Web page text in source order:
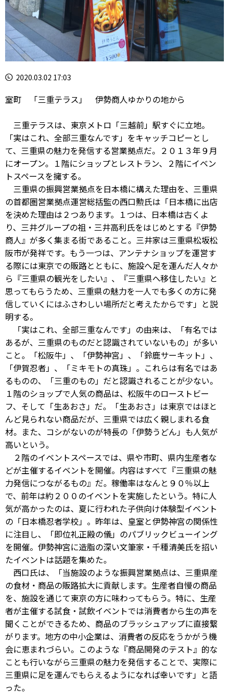
2020.03.02 17:03
室町 「三重テラス」 伊勢商人ゆかりの地から
三重テラスは、東京メトロ「三越前」駅すぐに立地。
「実はこれ、全部三重なんです」をキャッチコピーとし
て、三重県の魅力を発信する営業拠点だ。２０１３年９月
にオープン。１階にショップとレストラン、２階にイベン
トスペースを擁する。
三重県の振興営業拠点を日本橋に構えた理由を、三重県
の首都圏営業拠点運営総括監の西口勲氏は「日本橋に出店
を決めた理由は２つあります。１つは、日本橋は古くよ
り、三井グループの祖・三井高利氏をはじめとする『伊勢
商人』が多く集まる街であること。三井家は三重県松坂松
阪市が発祥です。もう一つは、アンテナショップを運営す
る際には東京での販路とともに、施設へ足を運んだ人々か
ら『三重県の観光をしたい』、『三重県へ移住したい』と
思ってもらうため、三重県の魅力を一人でも多くの方に発
信していくにはふさわしい場所だと考えたからです」と説
明する。
「実はこれ、全部三重なんです」の由来は、「有名では
あるが、三重県のものだと認識されていないもの」が多い
こと。「松阪牛」、「伊勢神宮」、「鈴鹿サーキット」、
「伊賀忍者」、「ミキモトの真珠」。これらは有名ではあ
るものの、「三重のもの」だと認識されることが少ない。
１階のショップで人気の商品は、松阪牛のローストビー
フ、そして「生あおさ」だ。「生あおさ」は東京ではほと
んど見られない商品だが、三重県では広く親しまれる食
材。また、コシがないのが特長の「伊勢うどん」も人気が
高いという。
２階のイベントスペースでは、県や市町、県内生産者な
どが主催するイベントを開催。内容はすべて『三重県の魅
力発信につながるもの』だ。稼働率はなんと９０％以上
で、前年は約２００のイベントを実施したという。特に人
気が高かったのは、夏に行われた子供向け体験型イベント
の「日本橋忍者学校」。昨年は、皇室と伊勢神宮の関係性
に注目し、「即位礼正殿の儀」のパブリックビューイング
を開催。伊勢神宮に造脂の深い文筆家・千種清美氏を招い
たイベントは話題を集めた。
西口氏は、「当施設のような振興営業拠点は、三重県産
の食材・商品の販路拡大に貢献します。生産者自慢の商品
を、施設を通じて東京の方に味わってもらう。特に、生産
者が主催する試食・試飲イベントでは消費者から生の声を
聞くことができるため、商品のブラッシュアップに直接繋
がります。地方の中小企業は、消費者の反応をうかがう機
会に恵まれづらい。このような『商品開発のテスト』的な
ことも行いながら三重県の魅力を発信することで、実際に
三重県に足を運んでもらえるようになれば幸いです」と語
った。